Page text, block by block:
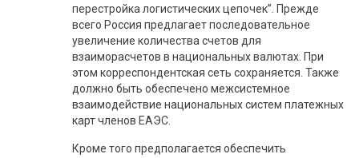
перестройка логистических цепочек”. Прежде
всего Россия предлагает последовательное
увеличение количества счетов для
взаиморасчетов в национальных валютах. При
этом корреспондентская сеть сохраняется. Также
должно быть обеспечено межсистемное
взаимодействие национальных систем платежных
карт членов ЕАЭС.
Кроме того предполагается обеспечить